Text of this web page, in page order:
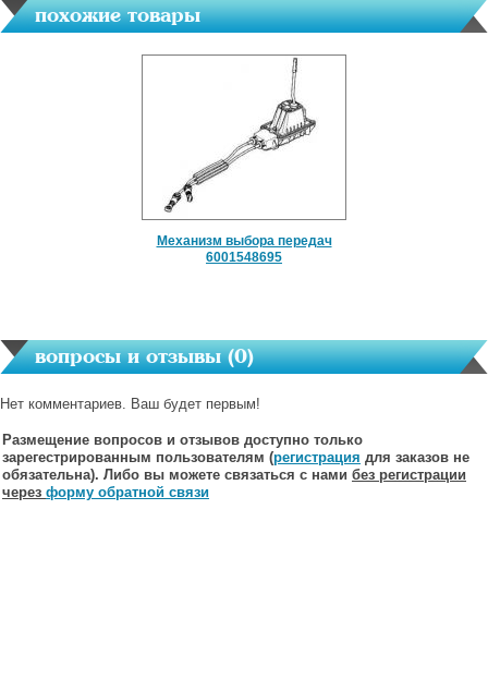
похожие товары
Механизм выбора передач
6001548695
вопросы и отзывы (0)
Нет комментариев. Ваш будет первым!
Размещение вопросов и отзывов доступно только
зарегестрированным пользователям (регистрация для заказов не
обязательна). Либо вы можете связаться с нами без регистрации
через форму обратной связи